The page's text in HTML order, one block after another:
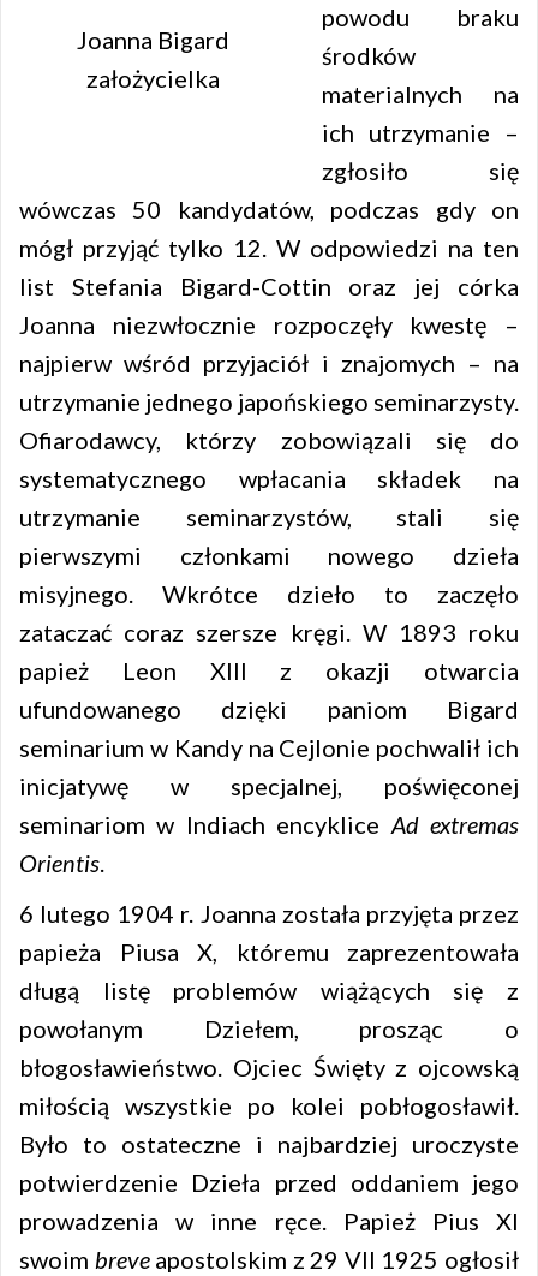
Joanna Bigard
założycielka
powodu braku
środków
materialnych na
ich utrzymanie –
zgłosiło się
wówczas 50 kandydatów, podczas gdy on
mógł przyjąć tylko 12. W odpowiedzi na ten
list Stefania Bigard-Cottin oraz jej córka
Joanna niezwłocznie rozpoczęły kwestę –
najpierw wśród przyjaciół i znajomych – na
utrzymanie jednego japońskiego seminarzysty.
Ofiarodawcy, którzy zobowiązali się do
systematycznego wpłacania składek na
utrzymanie seminarzystów, stali się
pierwszymi członkami nowego dzieła
misyjnego. Wkrótce dzieło to zaczęło
zataczać coraz szersze kręgi. W 1893 roku
papież Leon XIII z okazji otwarcia
ufundowanego dzięki paniom Bigard
seminarium w Kandy na Cejlonie pochwalił ich
inicjatywę w specjalnej, poświęconej
seminariom w Indiach encyklice Ad extremas
Orientis
6 lutego 1904 r. Joanna została przyjęta przez
papieża Piusa X, któremu zaprezentowała
długą listę problemów wiążących się z
powołanym Dziełem, prosząc o
błogosławieństwo. Ojciec Święty z ojcowską
miłością wszystkie po kolei pobłogosławił.
Było to ostateczne i najbardziej uroczyste
potwierdzenie Dzieła przed oddaniem jego
prowadzenia w inne ręce. Papież Pius XI
swoim breveapostolskim z 29 VII 1925 ogłosił